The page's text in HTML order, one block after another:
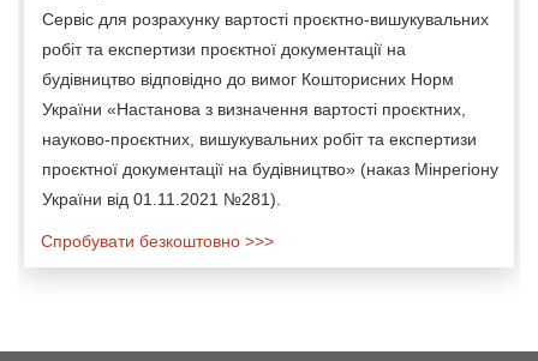
Сервіс для розрахунку вартості проєктно-вишукувальних
робіт та експертизи проєктної документації на
будівництво відповідно до вимог Кошторисних Норм
України «Настанова з визначення вартості проєктних,
науково-проєктних, вишукувальних робіт та експертизи
проєктної документації на будівництво» (наказ Мінрегіону
України від 01.11.2021 №281).
Спробувати безкоштовно >>>